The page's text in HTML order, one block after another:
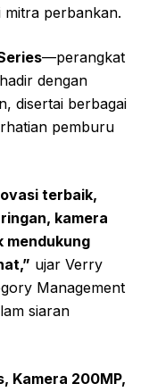
mitra perbankan.
—perangkat
dengan
disertai berbagai
pemburu
terbaik,
kamera
mendukung
ujar Verry
Management
siaran
Kamera 200MP,